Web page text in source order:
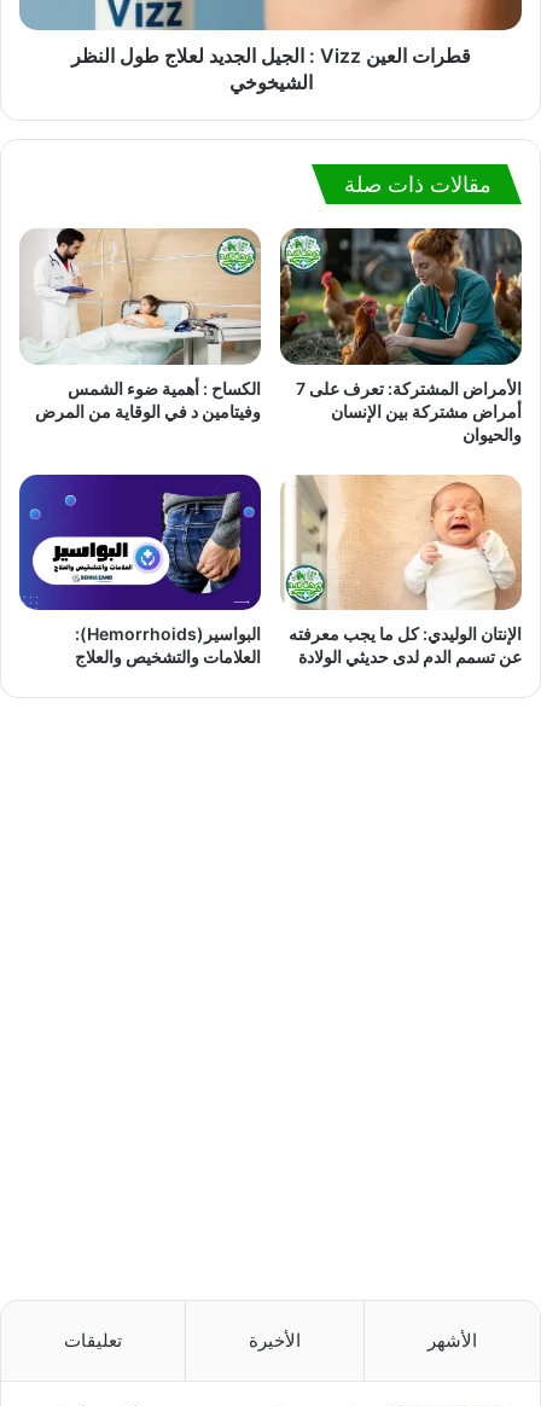
قطرات العين Vizz : الجيل الجديد لعلاج طول النظر
الشيخوخي
مقالات ذات صلة
الأمراض المشتركة: تعرف على 7
أمراض مشتركة بين الإنسان
والحيوان
الكساح : أهمية ضوء الشمس
وفيتامين د في الوقاية من المرض
الإنتان الوليدي: كل ما يجب معرفته
عن تسمم الدم لدى حديثي الولادة
البواسير(Hemorrhoids):
العلامات والتشخيص والعلاج
الأشهر الأخيرة تعليقات